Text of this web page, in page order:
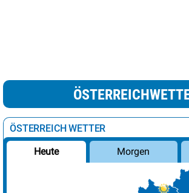
ÖSTERREICH WETTER
Heute Morgen